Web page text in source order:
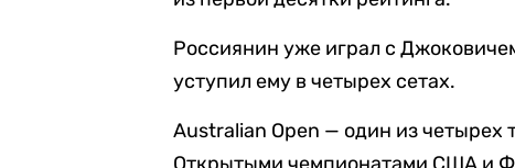
Россиянин уже играл с
уступил ему в четырех сетах.
Australian Open — один из четырех